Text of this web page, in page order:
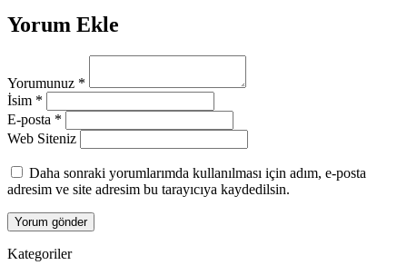
Yorum Ekle
Yorumunuz *
İsim *
E-posta *
Web Siteniz
Daha sonraki yorumlarımda kullanılması için adım, e-posta
adresim ve site adresim bu tarayıcıya kaydedilsin.
Kategoriler